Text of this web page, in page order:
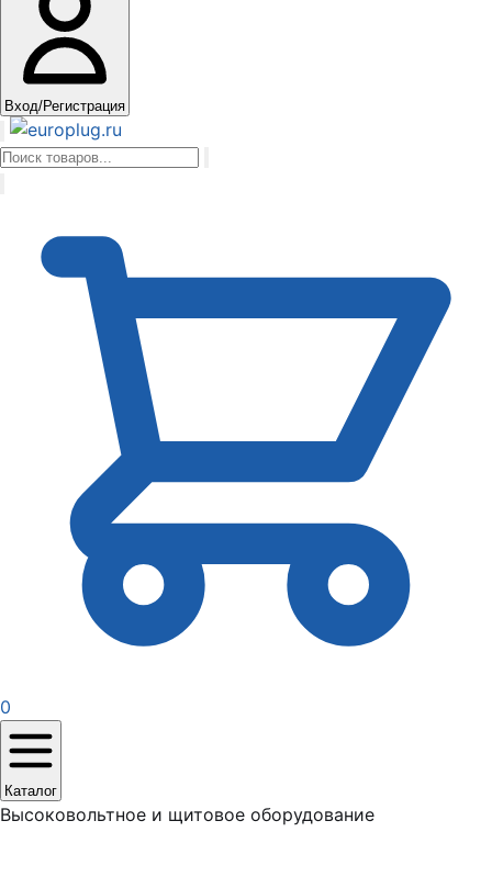
Вход/Регистрация
0
Каталог
Высоковольтное и щитовое оборудование